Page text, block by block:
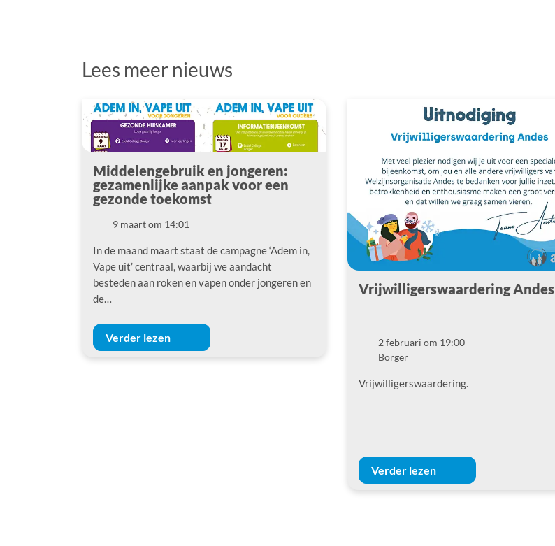
Lees meer nieuws
Middelengebruik en jongeren:
gezamenlijke aanpak voor een
gezonde toekomst
Datum
9 maart om 14:01
In de maand maart staat de campagne ‘Adem in,
Vape uit’ centraal, waarbij we aandacht
besteden aan roken en vapen onder jongeren en
de…
Verder lezen
Vrijwilligerswaardering Andes
Datum
2 februari om 19:00
Locatie
Borger
Vrijwilligerswaardering.
Verder lezen